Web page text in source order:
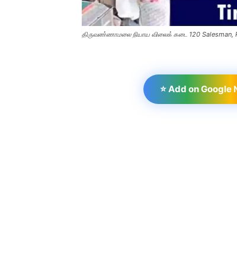
திருவண்ணாமலை நியாய விலைக் கடை 120 Salesman,
⭐ Add on Google